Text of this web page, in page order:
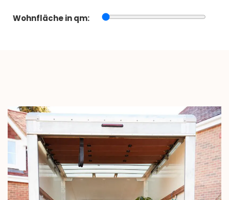
Wohnfläche in qm: